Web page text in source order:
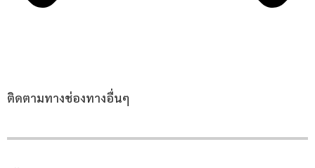
ติดตามทางช่องทางอื่นๆ